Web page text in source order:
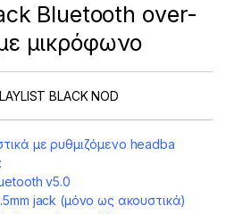
Bluetooth over-
μικρόφωνο
BLACK NOD
με ρυθμιζόμενο headba
v5.0
jack (μόνο ως ακουστικά)